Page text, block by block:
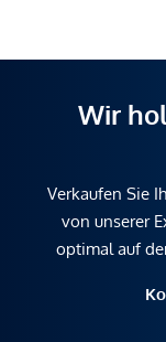
Wir
Verkaufen Sie
von unserer
optimal auf